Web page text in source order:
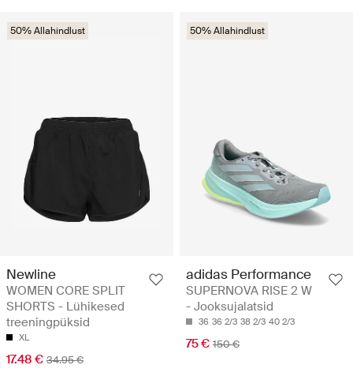
50% Allahindlust
Newline
WOMEN CORE SPLIT
SHORTS - Lühikesed
treeningpüksid
XL
17.48 € 34.95 €
50% Allahindlust
adidas Performance
SUPERNOVA RISE 2 W
- Jooksujalatsid
36 36 2/3 38 2/3 40 2/3
75 € 150 €